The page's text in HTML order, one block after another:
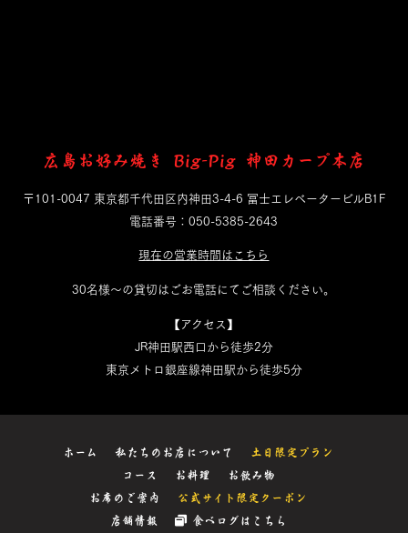
広島お好み焼き Big-Pig 神田カープ本店
〒101-0047 東京都千代田区内神田3-4-6 冨士エレベータービルB1F
電話番号：050-5385-2643
現在の営業時間はこちら
30名様～の貸切はごお電話にてご相談ください。
【アクセス】
JR神田駅西口から徒歩2分
東京メトロ銀座線神田駅から徒歩5分
ホーム 私たちのお店について
土日限定プラン
コース
お料理
お飲み物
お席のご案内
公式サイト限定クーポン
店舗情報
食べログはこちら